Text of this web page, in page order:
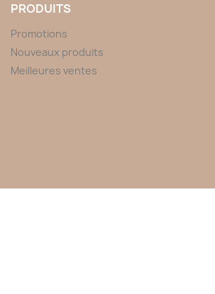
PRODUITS
Promotions
Nouveaux produits
Meilleures ventes